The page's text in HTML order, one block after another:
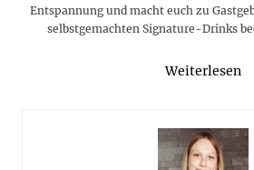
Entspannung und macht euch zu
selbstgemachten Signature-Drinks
Weiterlesen